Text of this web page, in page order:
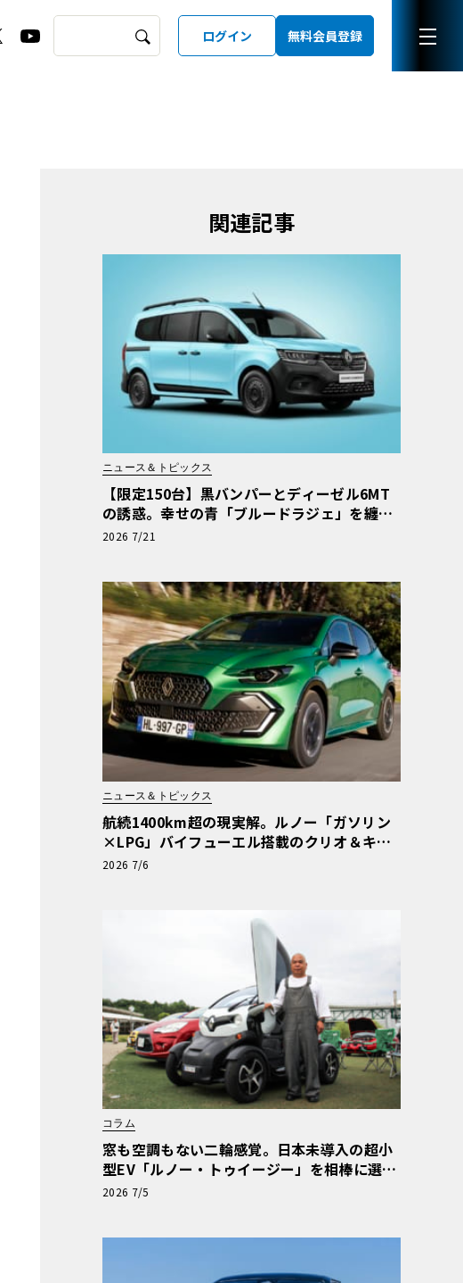
ログイン 無料会員登録
関連記事
ニュース＆トピックス
【限定150台】黒バンパーとディーゼル6MT
の誘惑。幸せの青「ブルードラジェ」を纏う
カングー・クルール
2026 7/21
ニュース＆トピックス
航続1400km超の現実解。ルノー「ガソリン
×LPG」バイフューエル搭載のクリオ＆キャ
プチャーが示す真価
2026 7/6
コラム
窓も空調もない二輪感覚。日本未導入の超小
型EV「ルノー・トゥイージー」を相棒に選ん
だ理由【愛車群像】
2026 7/5